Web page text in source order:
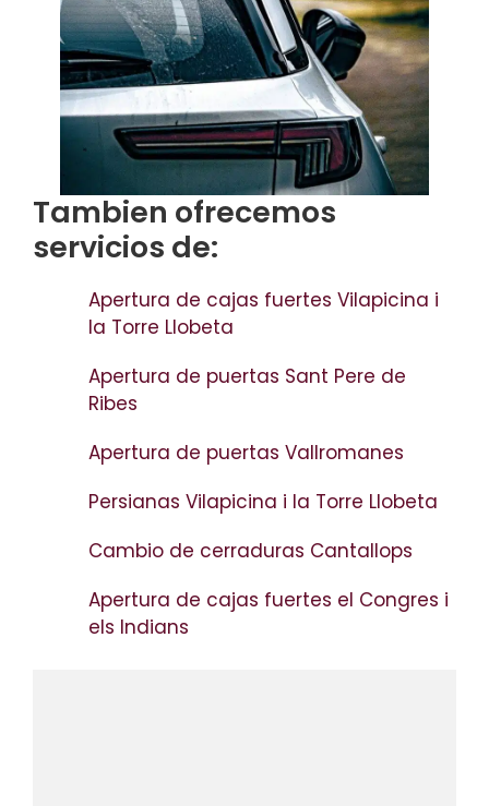
Tambien ofrecemos
servicios de:
Apertura de cajas fuertes Vilapicina i
la Torre Llobeta
Apertura de puertas Sant Pere de
Ribes
Apertura de puertas Vallromanes
Persianas Vilapicina i la Torre Llobeta
Cambio de cerraduras Cantallops
Apertura de cajas fuertes el Congres i
els Indians